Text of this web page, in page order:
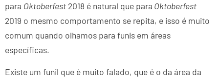
para Oktoberfest 2018 é natural que para Oktoberfest
2019 o mesmo comportamento se repita, e isso é muito
comum quando olhamos para funis em áreas
específicas.
Existe um funil que é muito falado, que é o da área da